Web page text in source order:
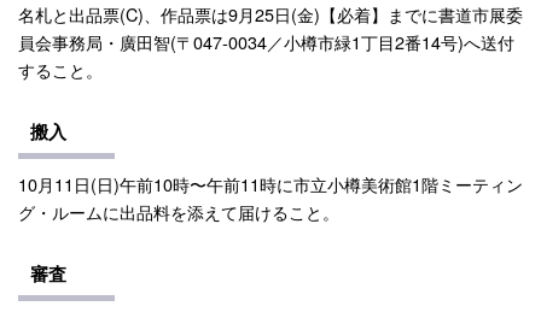
名札と出品票(C)、作品票は9月25日(金)【必着】までに書道市展委
員会事務局・廣田智(〒047‐0034／小樽市緑1丁目2番14号)へ送付
すること。
搬入
10月11日(日)午前10時〜午前11時に市立小樽美術館1階ミーティン
グ・ルームに出品料を添えて届けること。
審査